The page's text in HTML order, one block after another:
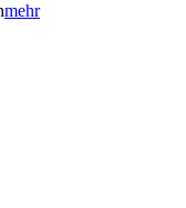
mehr